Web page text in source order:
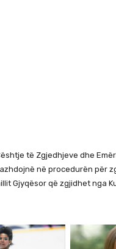
të Zgjedhjeve dhe
në procedurën për
Gjyqësor që zgjidhet nga